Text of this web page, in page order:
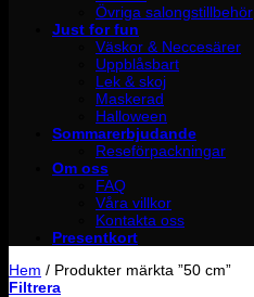
Övriga salongstillbehör
Just for fun
Väskor & Neccesärer
Uppblåsbart
Lek & skoj
Maskerad
Halloween
Sommarerbjudande
Reseförpackningar
Om oss
FAQ
Våra villkor
Kontakta oss
Presentkort
Hem / Produkter märkta ”50 cm”
Filtrera